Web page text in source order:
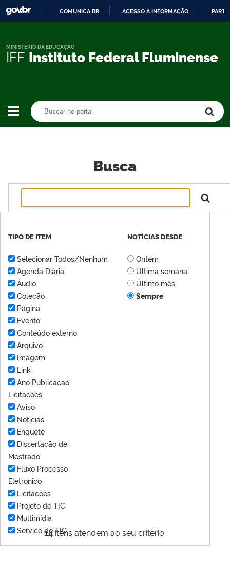
CONTEÚDO
COMUNICA BR ACESSO À INFORMAÇÃO
IFF Instituto Federal Fluminense
MINISTÉRIO DA EDUCAÇÃO
Busca
14 itens atendem ao seu critério.
TIPO DE ITEM
Selecionar Todos/Nenhum
Agenda Diária
Áudio
Coleção
Página
Evento
Conteúdo externo
Arquivo
Imagem
Link
Ano Publicacao
Licitacoes
Aviso
Notícias
Enquete
Dissertação de
Mestrado
Fluxo Processo
Eletronico
Licitacoes
Projeto de TIC
Multimídia
Servico de TIC
NOTÍCIAS DESDE
Ontem
Última semana
Último mês
Sempre